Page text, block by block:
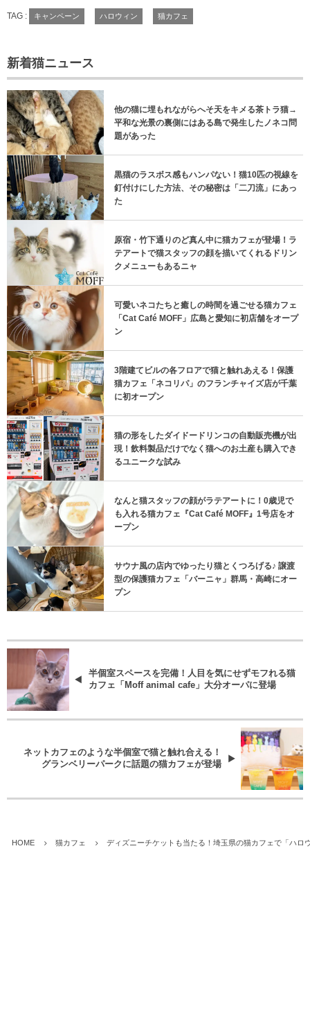
TAG : キャンペーン ハロウィン 猫カフェ
新着猫ニュース
他の猫に埋もれながらへそ天をキメる茶トラ猫→
平和な光景の裏側にはある島で発生したノネコ問
題があった
黒猫のラスボス感もハンパない！猫10匹の視線を
釘付けにした方法、その秘密は「二刀流」にあっ
た
原宿・竹下通りのど真ん中に猫カフェが登場！ラ
テアートで猫スタッフの顔を描いてくれるドリン
クメニューもあるニャ
可愛いネコたちと癒しの時間を過ごせる猫カフェ
「Cat Café MOFF」広島と愛知に初店舗をオープ
ン
3階建てビルの各フロアで猫と触れあえる！保護
猫カフェ「ネコリパ」のフランチャイズ店が千葉
に初オープン
猫の形をしたダイドードリンコの自動販売機が出
現！飲料製品だけでなく猫へのお土産も購入でき
るユニークな試み
なんと猫スタッフの顔がラテアートに！0歳児で
も入れる猫カフェ『Cat Café MOFF』1号店をオ
ープン
サウナ風の店内でゆったり猫とくつろげる♪ 譲渡
型の保護猫カフェ「バーニャ」群馬・高崎にオー
プン
半個室スペースを完備！人目を気にせずモフれる猫
カフェ「Moff animal cafe」大分オーパに登場
ネットカフェのような半個室で猫と触れ合える！
グランベリーパークに話題の猫カフェが登場
HOME 猫カフェ ディズニーチケットも当たる！埼玉県の猫カフェで「ハロ